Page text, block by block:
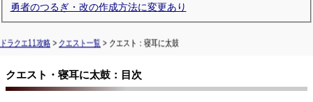
勇者のつるぎ・改の作成方法に変更あり
ドラクエ11攻略 > クエスト一覧 > クエスト：寝耳に太鼓
クエスト・寝耳に太鼓：目次